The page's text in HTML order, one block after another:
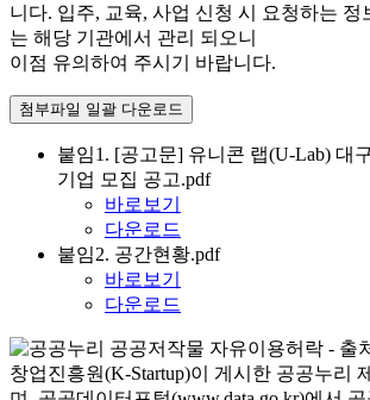
니다. 입주, 교육, 사업 신청 시 요청하는 정
는 해당 기관에서 관리 되오니
이점 유의하여 주시기 바랍니다.
첨부파일 일괄 다운로드
붙임1. [공고문] 유니콘 랩(U-Lab) 대
기업 모집 공고.pdf
바로보기
다운로드
붙임2. 공간현황.pdf
바로보기
다운로드
창업진흥원(K-Startup)이 게시한 공공누리